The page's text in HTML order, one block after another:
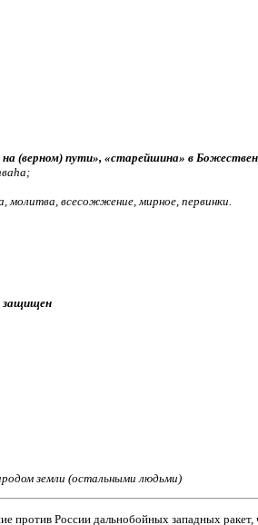
(верном) пути», «старейшина» в
молитва, всесожжение, мирное, первинки.
защищен
земли (остальными людьми)
против России дальнобойных западных